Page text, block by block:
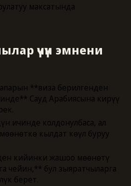
максатында
үчүн эмнени
**виза берилгенден
Сауд Арабиясына кирүү
ичинде колдонулбаса, ал
кылдат көңүл буруу
кийинки жашоо мөөнөтү
чейин,** бул зыяратчыларга
берет.